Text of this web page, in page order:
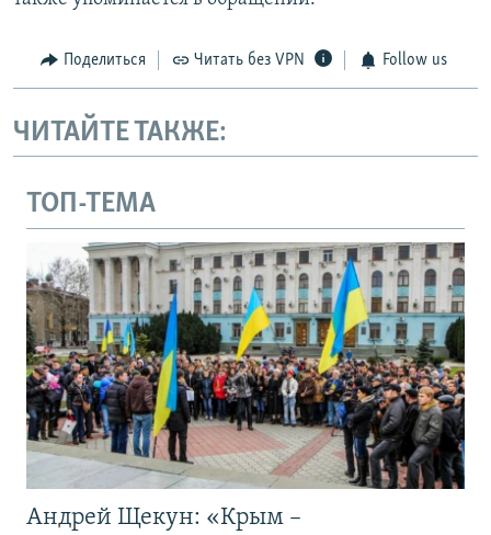
Поделиться Читать без VPN Follow us
ЧИТАЙТЕ ТАКЖЕ:
ТОП-ТЕМА
Андрей Щекун: «Крым –